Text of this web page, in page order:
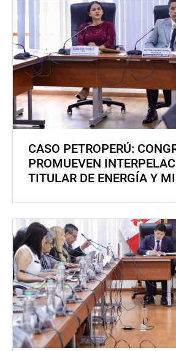
CASO PETROPERÚ:
PROMUEVEN
TITULAR DE ENERGÍA Y